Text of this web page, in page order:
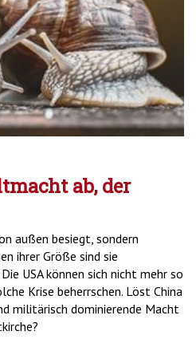
ab, der
außen besiegt, sondern
ihrer Größe sind sie
USA können sich nicht mehr so
Krise beherrschen. Löst China
militärisch dominierende Macht